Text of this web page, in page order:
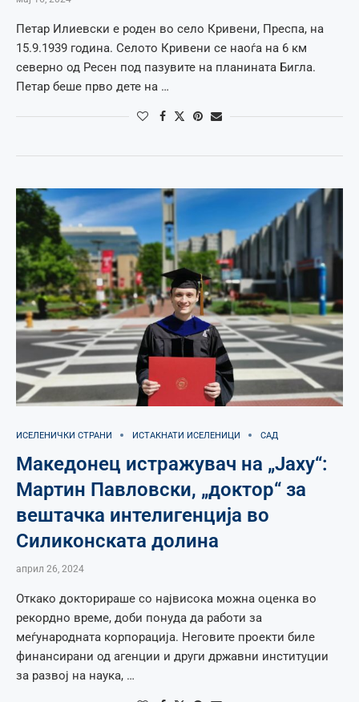
Петар Илиевски е роден во село Кривени, Преспа, на
15.9.1939 година. Селото Кривени се наоѓа на 6 км
северно од Ресен под пазувите на планината Бигла.
Петар беше прво дете на …
ИСЕЛЕНИЧКИ СТРАНИ ИСТАКНАТИ ИСЕЛЕНИЦИ САД
Македонец истражувач на „Јаху“:
Мартин Павловски, „доктор“ за
вештачка интелигенција во
Силиконската долина
април 26, 2024
Откако докторираше со највисока можна оценка во
рекордно време, доби понуда да работи за
меѓународната корпорација. Неговите проекти биле
финансирани од агенции и други државни институции
за развој на наука, …